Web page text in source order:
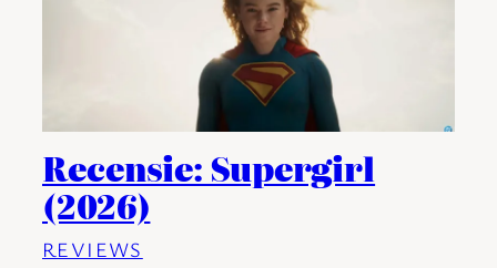
Recensie: Supergirl
(2026)
REVIEWS